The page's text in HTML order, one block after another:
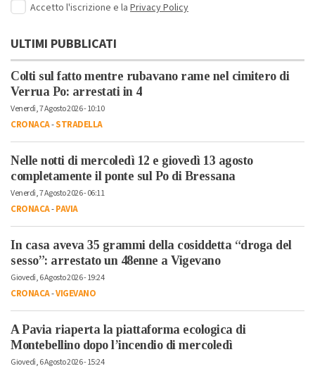
Accetto l'iscrizione e la Privacy Policy
ULTIMI PUBBLICATI
Colti sul fatto mentre rubavano rame nel cimitero di
Verrua Po: arrestati in 4
Venerdì, 7 Agosto 2026 - 10:10
CRONACA-STRADELLA
Nelle notti di mercoledì 12 e giovedì 13 agosto
completamente il ponte sul Po di Bressana
Venerdì, 7 Agosto 2026 - 06:11
CRONACA-PAVIA
In casa aveva 35 grammi della cosiddetta “droga del
sesso”: arrestato un 48enne a Vigevano
Giovedì, 6 Agosto 2026 - 19:24
CRONACA-VIGEVANO
A Pavia riaperta la piattaforma ecologica di
Montebellino dopo l’incendio di mercoledì
Giovedì, 6 Agosto 2026 - 15:24